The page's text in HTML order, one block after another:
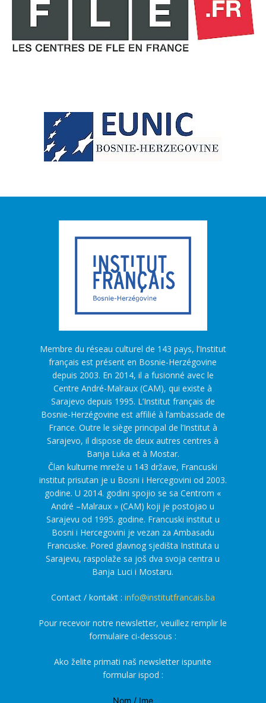
Membre du réseau culturel de 143 pays, l’Institut
français est présent en Bosnie-Herzégovine
depuis 2003. En 2014, il a fusionné avec le
Centre André-Malraux (CAM), qui existe à
Sarajevo depuis 1995. L’Institut français de
Bosnie-Herzégovine est affilié à l’ambassade de
France. Outre le siège principal de l’Institut à
Sarajevo, il dispose de deux autres centres à
Banja Luka et à Mostar.
Član kulturne mreže u 143 države, Francuski
institut prisutan je u Bosni i Hercegovini od 2003.
godine. U 2014. godini spojio se sa Centrom «
André –Malraux » (CAM) koji je postojao u
Sarajevu od 1995. godine. Francuski institut u
Bosni i Hercegovini je vezan za Ambasadu
Francuske. Pored glavnog sjedišta Instituta u
Sarajevu, raspolaže sa još dva svoja centra u
Banja Luci i Mostaru.
Contact / kontakt : info@institutfrancais.ba
Pour recevoir notre newsletter, veuillez remplir le
formulaire ci-dessous :
Ako želite primati naš newsletter ispunite
formular ispod :
Nom / Ime